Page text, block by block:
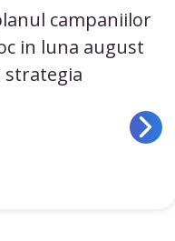
campaniilor
in luna august
strategia